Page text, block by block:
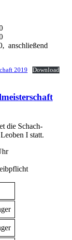
anschließend
2019 Download
die Schach-
I statt.